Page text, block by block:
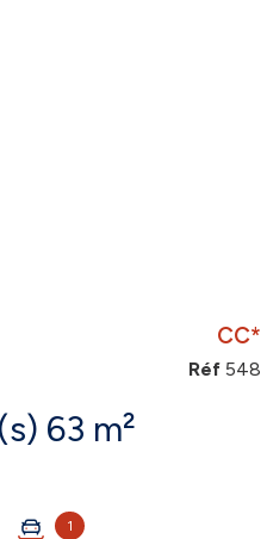
Appartement 3 pièce(s) 2 chambre(s) 63 m²
1
CC*
Réf 548